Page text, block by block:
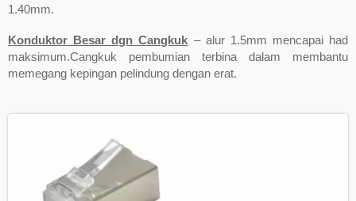
1.40mm.
Konduktor Besar dgn Cangkuk – alur 1.5mm mencapai had
maksimum.Cangkuk pembumian terbina dalam membantu
memegang kepingan pelindung dengan erat.